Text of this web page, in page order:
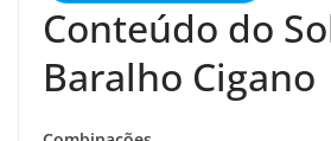
Conteúdo do
Baralho Cigano